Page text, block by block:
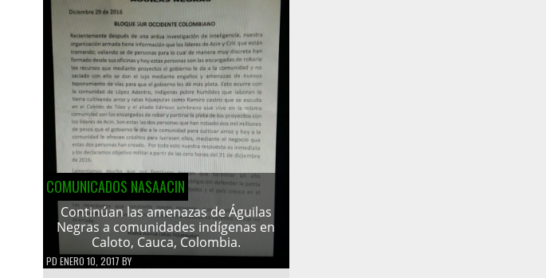
COMUNICADOS NASAACIN
Continúan las amenazas de Águilas
Negras a comunidades indígenas en
Caloto, Cauca, Colombia.
PD ENERO 10, 2017 BY